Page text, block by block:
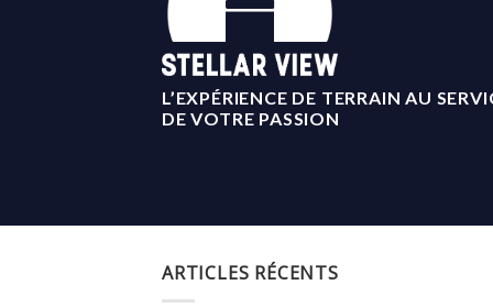
L’EXPÉRIENCE DE TERRAIN AU
DE VOTRE PASSION
ARTICLES RÉCENTS